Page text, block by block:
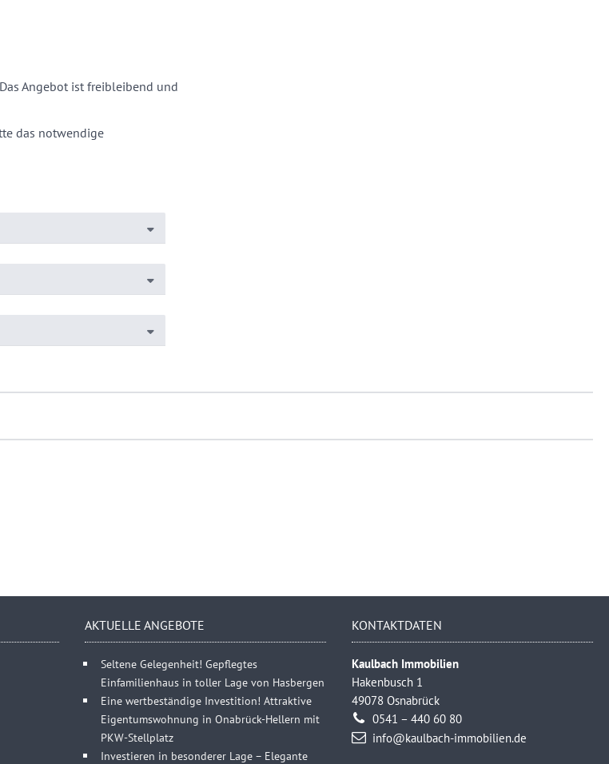
Angebot ist freibleibend und
das notwendige
AKTUELLE ANGEBOTE
Seltene Gelegenheit! Gepflegtes
Einfamilienhaus in toller Lage von Hasbergen
Eine wertbeständige Investition! Attraktive
Eigentumswohnung in Onabrück-Hellern mit
PKW-Stellplatz
Investieren in besonderer Lage – Elegante
KONTAKTDATEN
Kaulbach Immobilien
Hakenbusch 1
49078 Osnabrück
0541 – 440 60 80
info@kaulbach-immobilien.de